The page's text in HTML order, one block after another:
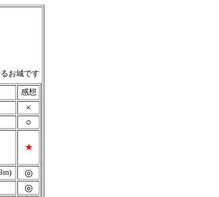
お城です
感想
×
○
★
◎
◎